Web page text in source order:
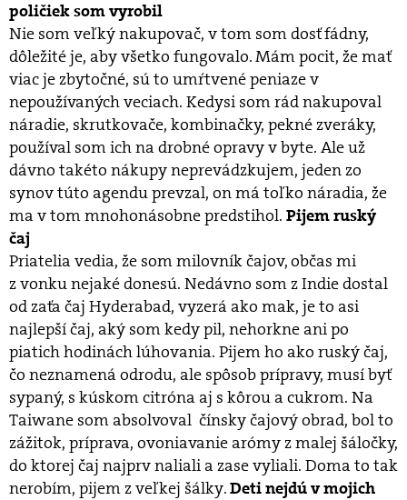
poličiek som vyrobil
Nie som veľký nakupovač, v tom som dosť fádny,
dôležité je, aby všetko fungovalo. Mám pocit, že mať
viac je zbytočné, sú to umŕtvené peniaze v
nepoužívaných veciach. Kedysi som rád nakupoval
náradie, skrutkovače, kombinačky, pekné zveráky,
používal som ich na drobné opravy v byte. Ale už
dávno takéto nákupy neprevádzkujem, jeden zo
synov túto agendu prevzal, on má toľko náradia, že
ma v tom mnohonásobne predstihol. Pijem ruský
čaj
Priatelia vedia, že som milovník čajov, občas mi
z vonku nejaké donesú. Nedávno som z Indie dostal
od zaťa čaj Hyderabad, vyzerá ako mak, je to asi
najlepší čaj, aký som kedy pil, nehorkne ani po
piatich hodinách lúhovania. Pijem ho ako ruský čaj,
čo neznamená odrodu, ale spôsob prípravy, musí byť
sypaný, s kúskom citróna aj s kôrou a cukrom. Na
Taiwane som absolvoval čínsky čajový obrad, bol to
zážitok, príprava, ovoniavanie arómy z malej šáločky,
do ktorej čaj najprv naliali a zase vyliali. Doma to tak
nerobím, pijem z veľkej šálky.Deti nejdú v mojich